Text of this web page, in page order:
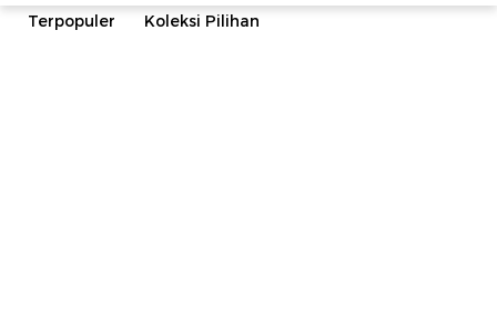
Terpopuler
Koleksi Pilihan